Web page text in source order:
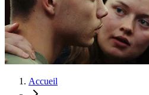
Accueil